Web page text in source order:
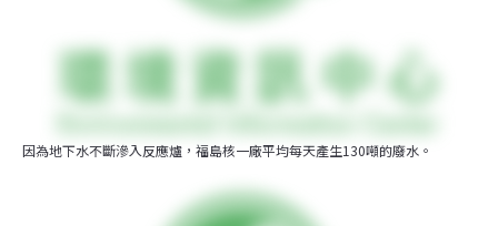
因為地下水不斷滲入反應爐，福島核一廠平均每天產生130噸的廢水。